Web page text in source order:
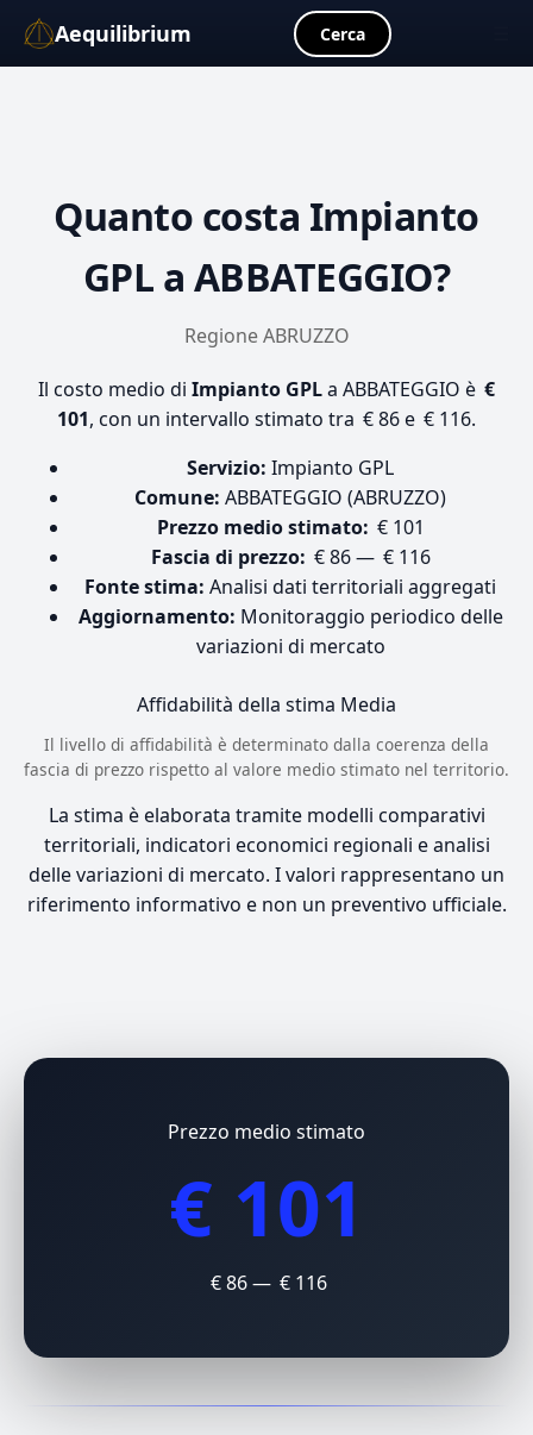
Aequilibrium Cerca
Quanto costa Impianto
GPL a ABBATEGGIO?
Regione ABRUZZO
Il costo medio di Impianto GPLa ABBATEGGIO è €
101, con un intervallo stimato tra € 86 e € 116.
Servizio: Impianto GPL
Comune: ABBATEGGIO (ABRUZZO)
Prezzo medio stimato: € 101
Fascia di prezzo: € 86 — € 116
Fonte stima: Analisi dati territoriali aggregati
Aggiornamento: Monitoraggio periodico delle
variazioni di mercato
Affidabilità della stima Media
Il livello di affidabilità è determinato dalla coerenza della
fascia di prezzo rispetto al valore medio stimato nel territorio.
La stima è elaborata tramite modelli comparativi
territoriali, indicatori economici regionali e analisi
delle variazioni di mercato. I valori rappresentano un
riferimento informativo e non un preventivo ufficiale.
Prezzo medio stimato
€ 101
€ 86 — € 116